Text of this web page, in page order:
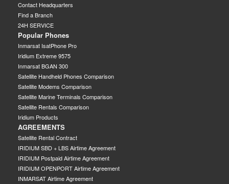
Contact Headquarters
Find a Branch
24H SERVICE
Popular Phones
Inmarsat IsatPhone Pro
Iridium Extreme 9575
Inmarsat BGAN 300
Satellite Handheld Phones Comparison
Satellite Modems Comparison
Satellite Marine Terminals Comparison
Satellite Rentals Comparison
Iridium Products
AGREEMENTS
Satellite Rental Contract
IRIDIUM SBD + LBS Airtime Agreement
IRIDIUM Postpaid Airtime Agreement
IRIDIUM OPENPORT Airtime Agreement
INMARSAT Airtime Agreement